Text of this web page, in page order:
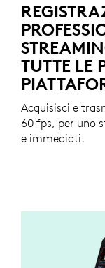
TUTTE LE
Acquisisci e
60 fps, per uno
e immediati.